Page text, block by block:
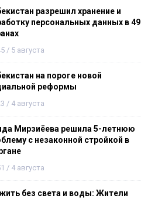
разрешил хранение и
персональных данных в 49
/ 5 августа
на пороге новой
реформы
/ 4 августа
Мирзиёева решила 5-летнюю
с незаконной стройкой в
/ 4 августа
без света и воды: Жители